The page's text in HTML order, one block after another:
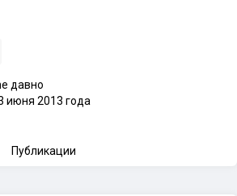
давно
июня 2013 года
Публикации